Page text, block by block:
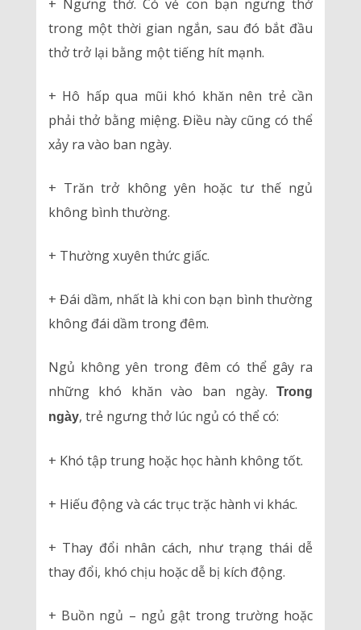
+ Ngưng thở. Có vẻ con bạn ngưng thở
trong một thời gian ngắn, sau đó bắt đầu
thở trở lại bằng một tiếng hít mạnh.
+ Hô hấp qua mũi khó khăn nên trẻ cần
phải thở bằng miệng. Điều này cũng có thể
xảy ra vào ban ngày.
+ Trăn trở không yên hoặc tư thế ngủ
không bình thường.
+ Thường xuyên thức giấc.
+ Đái dầm, nhất là khi con bạn bình thường
không đái dầm trong đêm.
Ngủ không yên trong đêm có thể gây ra
những khó khăn vào ban ngày.Trong
ngày, trẻ ngưng thở lúc ngủ có thể có:
+ Khó tập trung hoặc học hành không tốt.
+ Hiếu động và các trục trặc hành vi khác.
+ Thay đổi nhân cách, như trạng thái dễ
thay đổi, khó chịu hoặc dễ bị kích động.
+ Buồn ngủ – ngủ gật trong trường hoặc